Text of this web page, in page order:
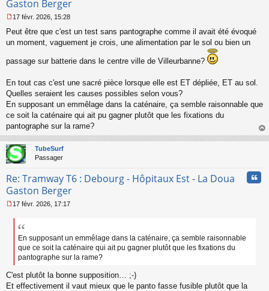
Gaston Berger
e
s
a
n
o
n
l
17 févr. 2026, 15:28
Peut être que c'est un test sans pantographe comme il avait été évoqué
un moment, vaguement je crois, une alimentation par le sol ou bien un
passage sur batterie dans le centre ville de Villeurbanne?
En tout cas c'est une sacré pièce lorsque elle est ET dépliée, ET au sol.
Quelles seraient les causes possibles selon vous?
En supposant un emmêlage dans la caténaire, ça semble raisonnable que
ce soit la caténaire qui ait pu gagner plutôt que les fixations du
pantographe sur la rame?
au
TubeSurf
Passager
Re: Tramway T6 : Debourg - Hôpitaux Est - La Doua
Gaston Berger
e
e
n
o
17 févr. 2026, 17:17
En supposant un emmêlage dans la caténaire, ça semble raisonnable
que ce soit la caténaire qui ait pu gagner plutôt que les fixations du
pantographe sur la rame?
C'est plutôt la bonne supposition… ;-)
Et effectivement il vaut mieux que le panto fasse fusible plutôt que la